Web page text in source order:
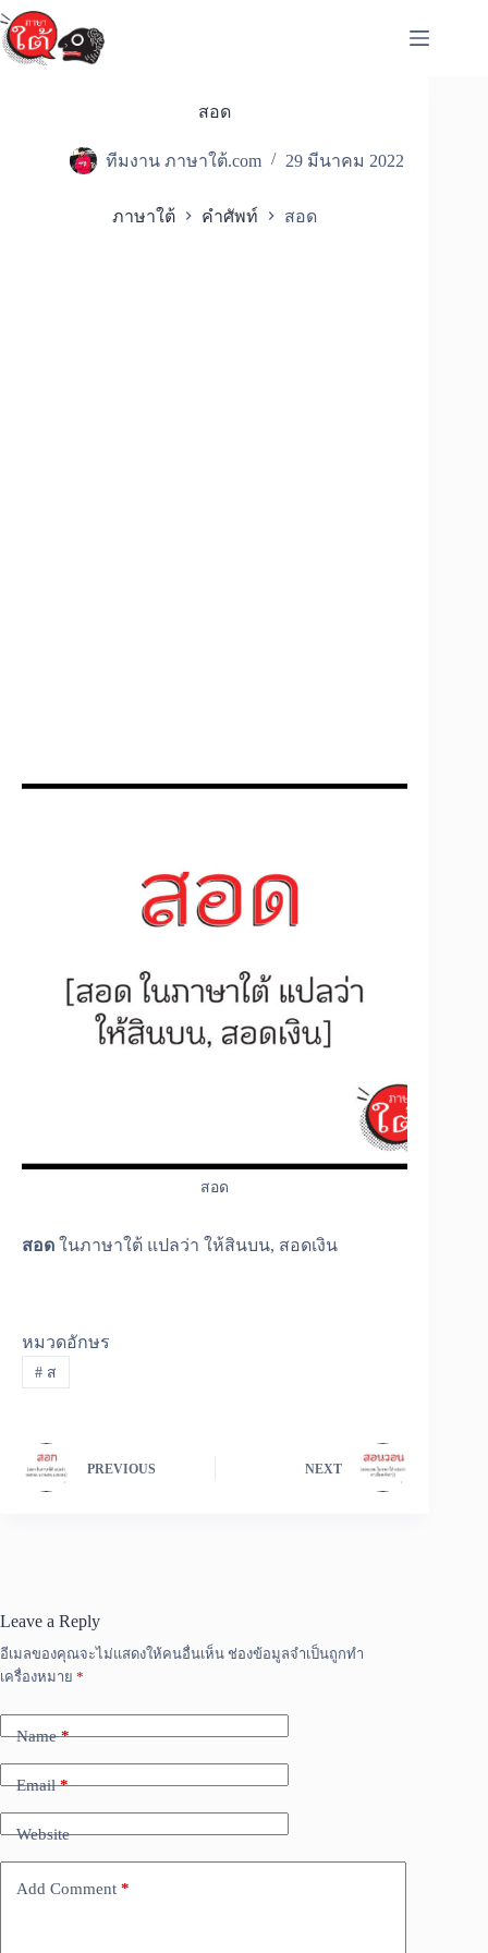
Skip
to
content
สอด
ทีมงาน ภาษาใต้.com 29 มีนาคม 2022
ภาษาใต้ คำศัพท์ สอด
สอด
สอด ในภาษาใต้ แปลว่า ให้สินบน, สอดเงิน
หมวดอักษร
#ส
PREVIOUS NEXT
Leave a Reply
อีเมลของคุณจะไม่แสดงให้คนอื่นเห็น ช่องข้อมูลจำเป็นถูกทำ
เครื่องหมาย *
Name*
Email*
Website
Add Comment *